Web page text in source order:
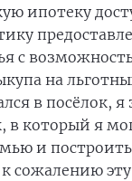
ипотеку
с
на
в посёлок, я
в который я
и
сожалению